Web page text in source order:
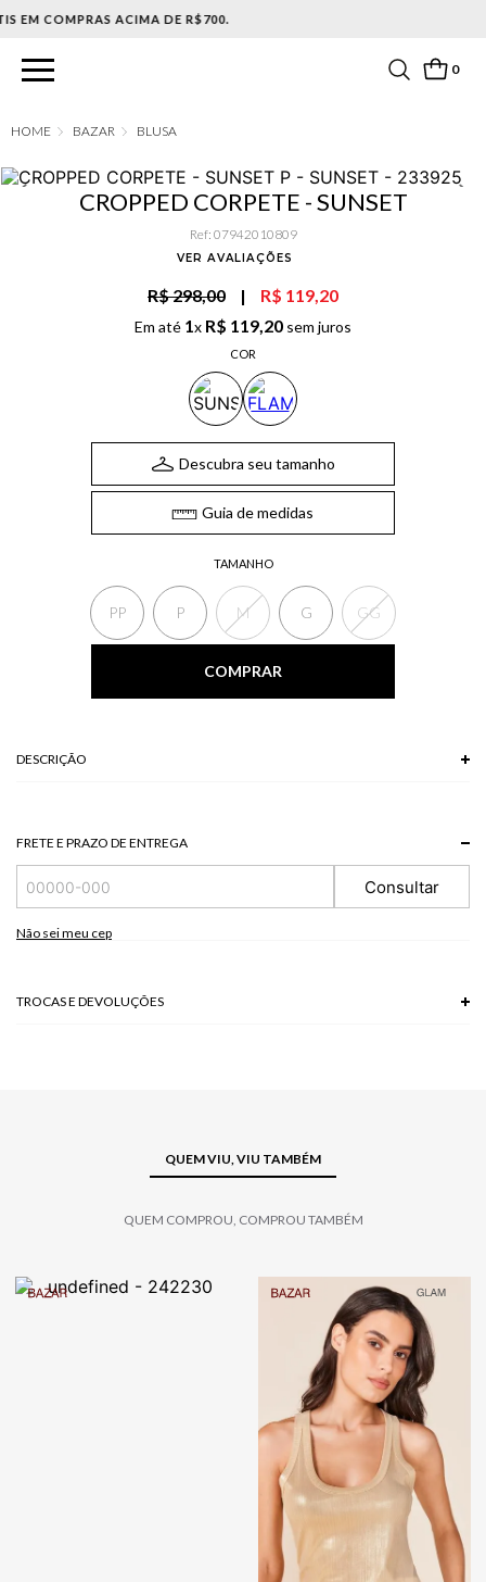
PARCELAMENTO EM ATÉ 6X SEM JUROS. APROVEITE!
0
BAZAR BLUSA
CROPPED CORPETE - SUNSET
Ref: 07942010809
VER AVALIAÇÕES
R$ 298,00 | R$ 119,20
Em até 1x R$ 119,20 sem juros
COR
TAMANHO
PP P M G GG
Descubra seu tamanho
Guia de medidas
COMPRAR
DESCRIÇÃO
FRETE E PRAZO DE ENTREGA
Consultar
Não sei meu cep
TROCAS E DEVOLUÇÕES
QUEM VIU, VIU TAMBÉM
QUEM COMPROU, COMPROU TAMBÉM